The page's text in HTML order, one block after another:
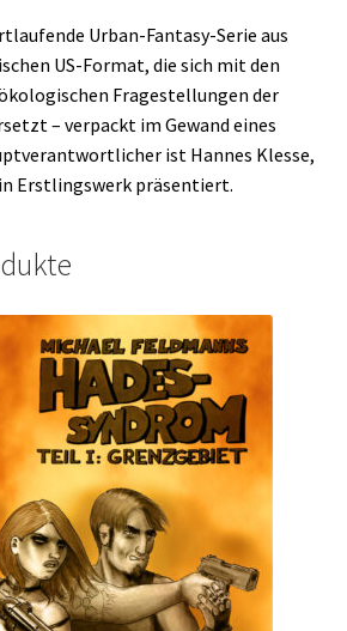
Urban-Fantasy-Serie aus
US-Format, die sich mit den
Fragestellungen der
– verpackt im Gewand eines
ist Hannes Klesse,
Erstlingswerk präsentiert.